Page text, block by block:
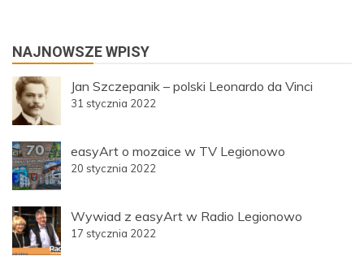
NAJNOWSZE WPISY
Jan Szczepanik – polski Leonardo da Vinci
31 stycznia 2022
easyArt o mozaice w TV Legionowo
20 stycznia 2022
Wywiad z easyArt w Radio Legionowo
17 stycznia 2022